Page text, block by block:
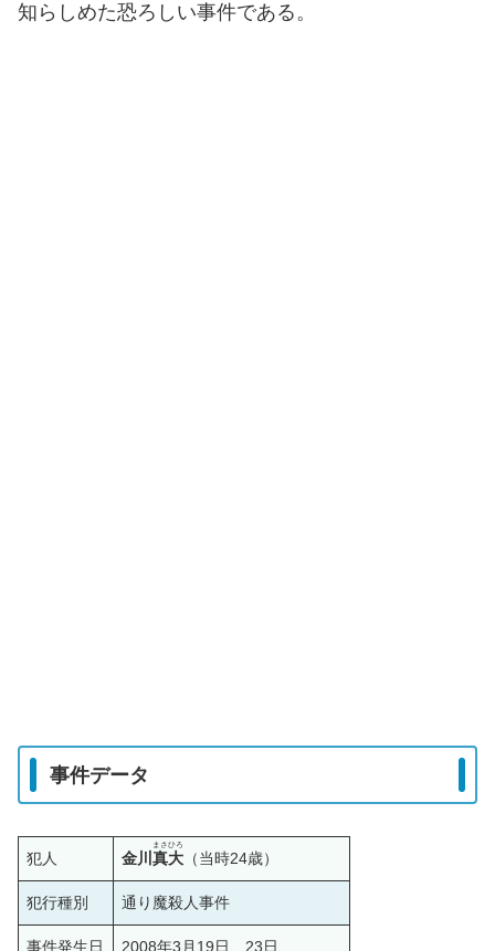
知らしめた恐ろしい事件である。
事件データ
犯人 金川真大
まさひろ
（当時24歳）
犯行種別 通り魔殺人事件
事件発生日 2008年3月19日、23日